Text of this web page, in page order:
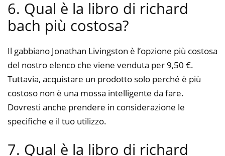
6. Qual è la libro di richard
bach più costosa?
Il gabbiano Jonathan Livingston è l’opzione più costosa
del nostro elenco che viene venduta per 9,50 €.
Tuttavia, acquistare un prodotto solo perché è più
costoso non è una mossa intelligente da fare.
Dovresti anche prendere in considerazione le
specifiche e il tuo utilizzo.
7. Qual è la libro di richard